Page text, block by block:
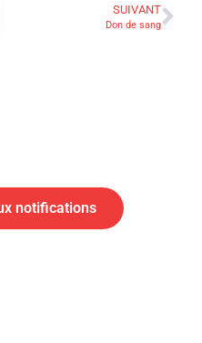
SUIVANT
Don de sang
notifications